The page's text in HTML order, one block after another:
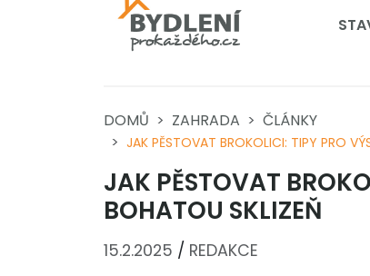
DOMŮ ZAHRADA ČLÁNKY
JAK PĚSTOVAT BROKOLICI: TIPY PRO
JAK PĚSTOVAT
BOHATOU SKLIZEŇ
15.2.2025 / REDAKCE